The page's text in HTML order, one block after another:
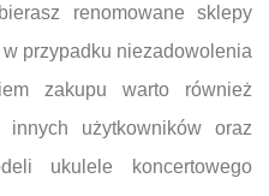
renomowane sklepy
przypadku niezadowolenia
zakupu warto również
użytkowników oraz
ukulele koncertowego